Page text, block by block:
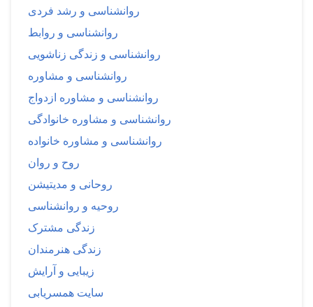
روانشناسی و رشد فردی
روانشناسی و روابط
روانشناسی و زندگی زناشویی
روانشناسی و مشاوره
روانشناسی و مشاوره ازدواج
روانشناسی و مشاوره خانوادگی
روانشناسی و مشاوره خانواده
روح و روان
روحانی و مدیتیشن
روحیه و روانشناسی
زندگی مشترک
زندگی هنرمندان
زیبایی و آرایش
سایت همسریابی